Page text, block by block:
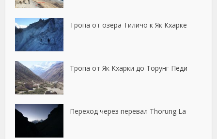
Тропа от озера Тиличо к Як Кхарке
Тропа от Як Кхарки до Торунг Педи
Переход через перевал Thorung La